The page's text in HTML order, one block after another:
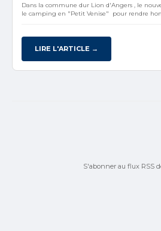
Dans la commune dur Lion d'Angers , le
le camping en "Petit Venise" pour rendre
LIRE L'ARTICLE →
S'abonner au flux RSS